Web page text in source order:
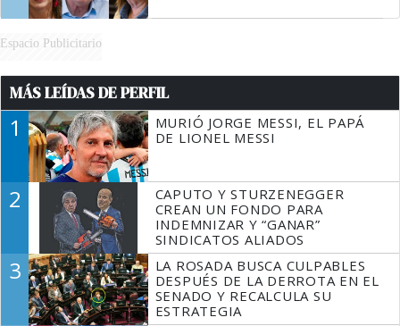
Espacio Publicitario
MÁS LEÍDAS DE PERFIL
1
MURIÓ JORGE MESSI, EL PAPÁ
DE LIONEL MESSI
2
CAPUTO Y STURZENEGGER
CREAN UN FONDO PARA
INDEMNIZAR Y “GANAR”
SINDICATOS ALIADOS
3
LA ROSADA BUSCA CULPABLES
DESPUÉS DE LA DERROTA EN EL
SENADO Y RECALCULA SU
ESTRATEGIA